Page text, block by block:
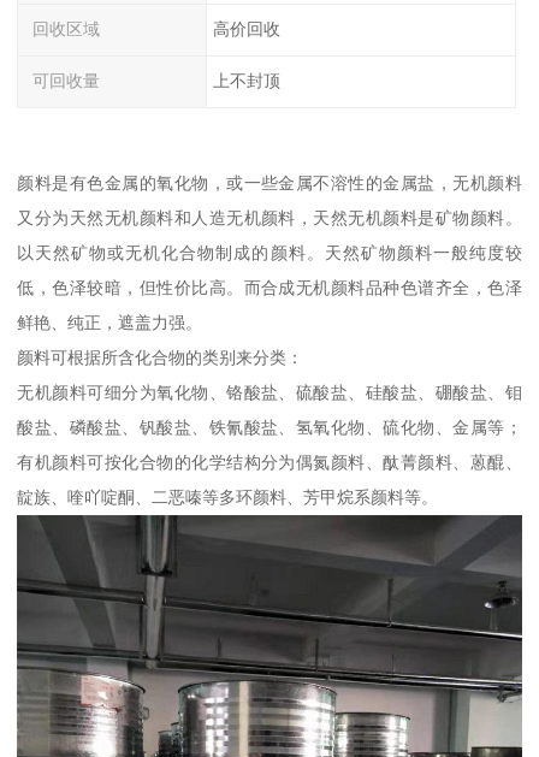
回收区域 高价回收
可回收量 上不封顶
颜料是有色金属的氧化物，或一些金属不溶性的金属盐，无机颜料
又分为天然无机颜料和人造无机颜料，天然无机颜料是矿物颜料。
以天然矿物或无机化合物制成的颜料。天然矿物颜料一般纯度较
低，色泽较暗，但性价比高。而合成无机颜料品种色谱齐全，色泽
鲜艳、纯正，遮盖力强。
颜料可根据所含化合物的类别来分类：
无机颜料可细分为氧化物、铬酸盐、硫酸盐、硅酸盐、硼酸盐、钼
酸盐、磷酸盐、钒酸盐、铁氰酸盐、氢氧化物、硫化物、金属等；
有机颜料可按化合物的化学结构分为偶氮颜料、酞菁颜料、蒽醌、
靛族、喹吖啶酮、二恶嗪等多环颜料、芳甲烷系颜料等。